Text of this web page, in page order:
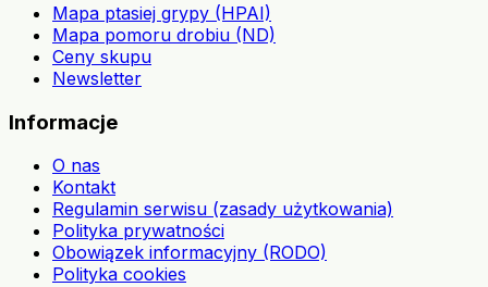
Mapa ptasiej grypy (HPAI)
Mapa pomoru drobiu (ND)
Ceny skupu
Newsletter
Informacje
O nas
Kontakt
Regulamin serwisu (zasady użytkowania)
Polityka prywatności
Obowiązek informacyjny (RODO)
Polityka cookies